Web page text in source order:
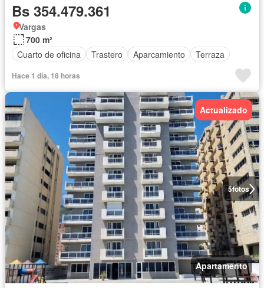
Bs 354.479.361
Vargas
700 m²
Cuarto de oficina
Trastero Aparcamiento Terraza
Hace 1 día, 18 horas
5fotos
Actualizado
Apartamento